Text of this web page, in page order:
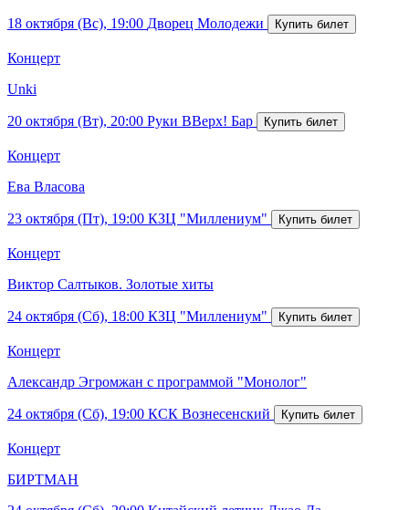
18 октября (Вс), 19:00 Дворец Молодежи
Концерт
Unki
20 октября (Вт), 20:00 Руки ВВерх! Бар
Концерт
Ева Власова
23 октября (Пт), 19:00 КЗЦ "Миллениум"
Концерт
Виктор Салтыков. Золотые хиты
24 октября (Сб), 18:00 КЗЦ "Миллениум"
Концерт
Александр Эгромжан с программой "Монолог"
24 октября (Сб), 19:00 КСК Вознесенский
Концерт
БИРТМАН